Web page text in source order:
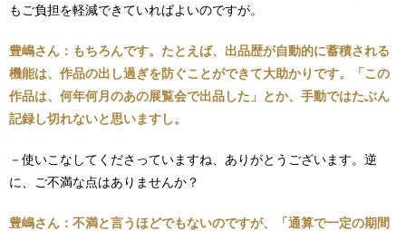
もご負担を軽減できていればよいのですが。
豊嶋さん：もちろんです。たとえば、出品歴が自動的に蓄積される
機能は、作品の出し過ぎを防ぐことができて大助かりです。「この
作品は、何年何月のあの展覧会で出品した」とか、手動ではたぶん
記録し切れないと思いますし。
－使いこなしてくださっていますね、ありがとうございます。逆
に、ご不満な点はありませんか？
豊嶋さん：不満と言うほどでもないのですが、「通算で一定の期間